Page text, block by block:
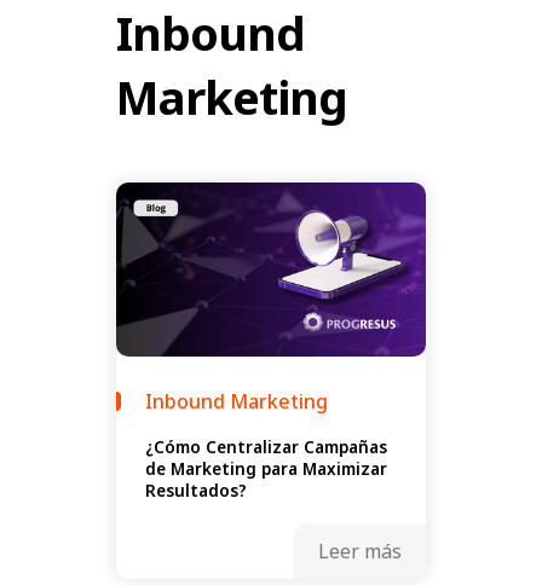
Inbound
Marketing
Inbound Marketing
¿Cómo Centralizar Campañas
de Marketing para Maximizar
Resultados?
Leer más